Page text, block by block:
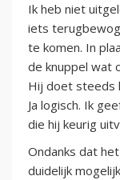
Ik heb niet
iets
te komen. In
de knuppel wat
Hij doet steeds
Ja logisch. Ik
die hij keurig
Ondanks dat
duidelijk